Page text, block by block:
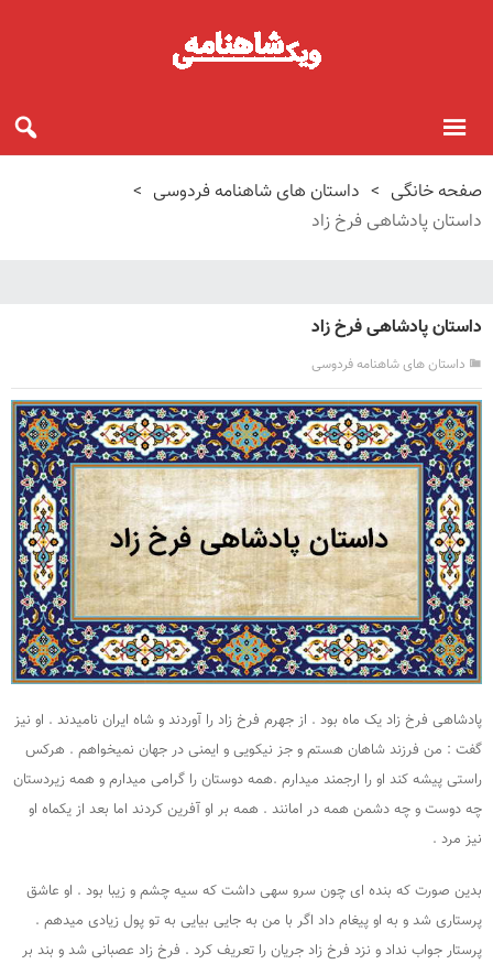
صفحه خانگی > داستان های شاهنامه فردوسی >
داستان پادشاهی فرخ زاد
داستان پادشاهی فرخ زاد
داستان های شاهنامه فردوسی
پادشاهی فرخ زاد یک ماه بود . از جهرم فرخ زاد را آوردند و شاه ایران نامیدند . او نیز
گفت : من فرزند شاهان هستم و جز نیکویی و ایمنی در جهان نمیخواهم . هرکس
راستی پیشه کند او را ارجمند میدارم .همه دوستان را گرامی میدارم و همه زیردستان
چه دوست و چه دشمن همه در امانند . همه بر او آفرین کردند اما بعد از یکماه او
نیز مرد .
بدین صورت که بنده ای چون سرو سهی داشت که سیه چشم و زیبا بود . او عاشق
پرستاری شد و به او پیغام داد اگر با من به جایی بیایی به تو پول زیادی میدهم .
پرستار جواب نداد و نزد فرخ زاد جریان را تعریف کرد . فرخ زاد عصبانی شد و بند بر